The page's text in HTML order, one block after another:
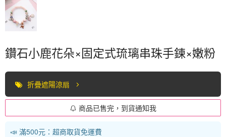
鑽石小鹿花朵×固定式琉璃串珠手鍊×嫩粉
折疊遮陽涼扇
商品已售完，到貨通知我
📣 滿500元：超商取貨免運費